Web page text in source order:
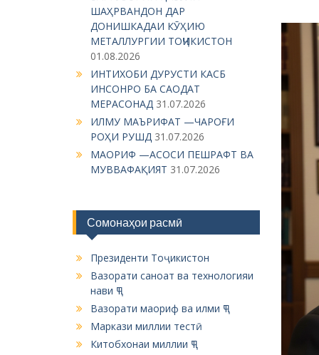
ШАҲРВАНДОН ДАР
ДОНИШКАДАИ КӮҲИЮ
МЕТАЛЛУРГИИ ТОҶИКИСТОН
01.08.2026
ИНТИХОБИ ДУРУСТИ КАСБ
ИНСОНРО БА САОДАТ
МЕРАСОНАД 31.07.2026
ИЛМУ МАЪРИФАТ —ЧАРОҒИ
РОҲИ РУШД 31.07.2026
МАОРИФ —АСОСИ ПЕШРАФТ ВА
МУВВАФАҚИЯТ 31.07.2026
Сомонаҳои расмӣ
Президенти Тоҷикистон
Вазорати саноат ва технологияи
нави ҶТ
Вазорати маориф ва илми ҶТ
Маркази миллии тестӣ
Китобхонаи миллии ҶТ